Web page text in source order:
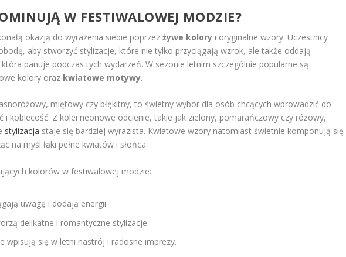
W FESTIWALOWEJ MODZIE?
okazją do wyrażenia siebie poprzezżywe kolory i oryginalne wzory. Uczestnicy
aby stworzyć stylizacje, które nie tylko przyciągają wzrok, ale także oddają
panuje podczas tych wydarzeń. W sezonie letnim szczególnie popularne są
kolory oraz kwiatowe motywy.
miętowy czy błękitny, to świetny wybór dla osób chcących wprowadzić do
i kobiecość. Z kolei neonowe odcienie, takie jak zielony, pomarańczowy czy różowy,
stylizacja staje się bardziej wyrazista. Kwiatowe wzory natomiast świetnie komponują się
na myśl łąki pełne kwiatów i słońca.
kolorów w festiwalowej modzie:
uwagę i dodają energii.
delikatne i romantyczne stylizacje.
wpisują się w letni nastrój i radosne imprezy.